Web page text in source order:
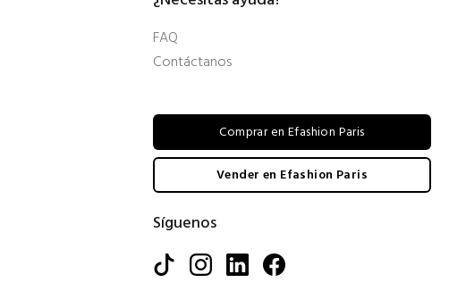
FAQ
Contáctanos
Comprar en Efashion Paris
Vender en Efashion Paris
Síguenos